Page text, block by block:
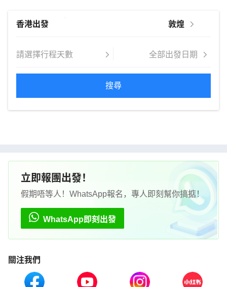
搜尋
立即報團出發！
假期唔等人！WhatsApp報名，專人即刻幫你搞掂！
WhatsApp即刻出發
關注我們